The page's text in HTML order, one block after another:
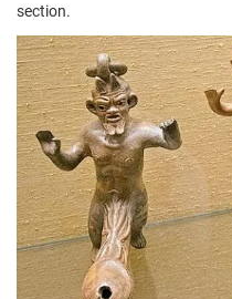
section.